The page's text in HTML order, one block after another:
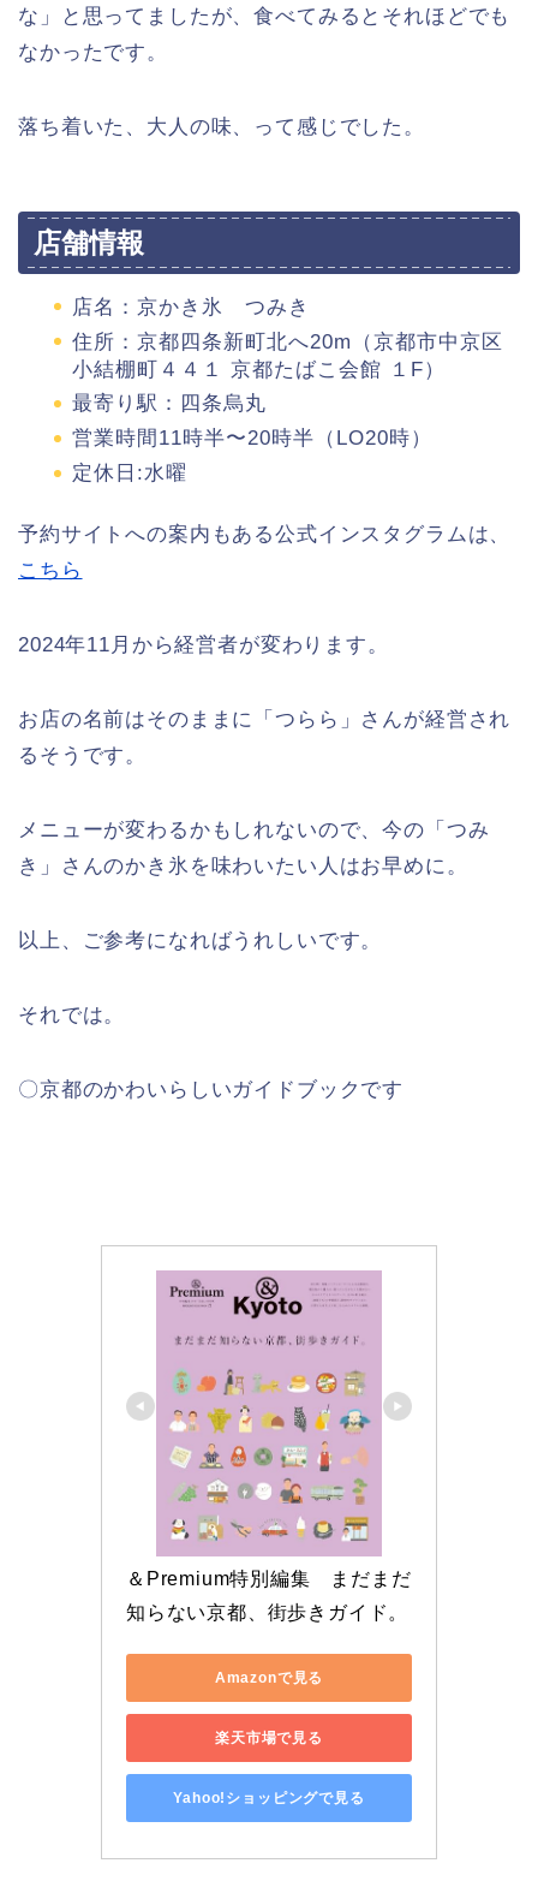
な」と思ってましたが、食べてみるとそれほどでも
なかったです。
落ち着いた、大人の味、って感じでした。
店舗情報
店名：京かき氷 つみき
住所：京都四条新町北へ20m（京都市中京区
小結棚町４４１ 京都たばこ会館 １F）
最寄り駅：四条烏丸
営業時間11時半〜20時半（LO20時）
定休日:水曜
予約サイトへの案内もある公式インスタグラムは、
こちら
2024年11月から経営者が変わります。
お店の名前はそのままに「つらら」さんが経営され
るそうです。
メニューが変わるかもしれないので、今の「つみ
き」さんのかき氷を味わいたい人はお早めに。
以上、ご参考になればうれしいです。
それでは。
〇京都のかわいらしいガイドブックです
＆Premium特別編集　まだまだ
知らない京都、街歩きガイド。
Amazonで見る
楽天市場で見る
Yahoo!ショッピングで見る